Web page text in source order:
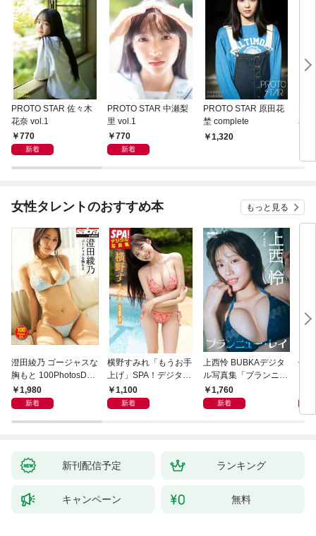
PROTO STAR 佐々木
花奈 vol.1
770
新着
PROTO STAR 中瀬梨
里 vol.1
770
新着
PROTO STAR 原田花
埜 complete
1,320
名
女性タレントのおすすめ本 もっと見る
澄田綾乃 ゴージャスな
胸もと 100PhotosDX
[sabra net e-Book]
1,980
新着
横野すみれ「もうお手
上げ」SPA！デジタル
写真集
1,100
新着
上西怜 BUBKAデジタ
ル写真集「ブランニュ
ー・レイ」
1,760
新着
似
写
新刊配信予定 ランキング
キャンペーン 無料